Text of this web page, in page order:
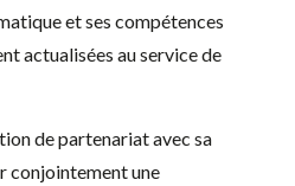
et ses compétences
actualisées au service de
de partenariat avec sa
conjointement une